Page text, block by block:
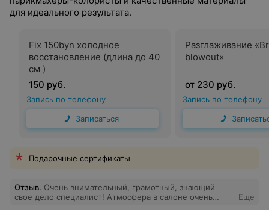
для идеального результата.
Fix 150byn холодное
восстановление (длина до 40
см )
150 руб.
Запись по телефону
Записаться
Разглаживание
blowout»
от 230 руб.
Запись по телефону
Подарочные сертификаты
Отзыв. Очень внимательный, грамотный, знающий
свое дело специалист! Атмосфера в салоне очень
Еще